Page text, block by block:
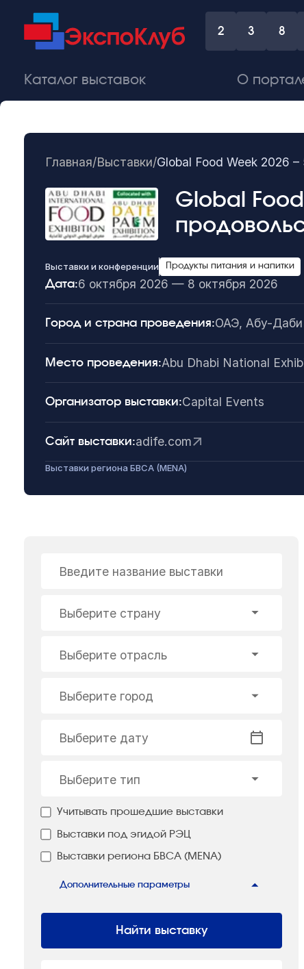
2 3 8
Каталог выставок О
Главная/Выставки/Global Food Week 2026
Global
Выставки и конференции Продукты питания и напитки
Дата:6 октября 2026 — 8 октября 2026
Город и страна проведения:ОАЭ, Абу-Даби
Место проведения:Abu Dhabi National
Организатор выставки:Capital Events
Сайт выставки:adife.com
Выставки региона БВСА (MENA)
Введите название выставки
Выберите страну
Выберите отрасль
Выберите город
Выберите дату
Выберите тип
Учитывать прошедшие выставки
Выставки под эгидой РЭЦ
Выставки региона БВСА (MENA)
Дополнительные параметры
Найти выставку